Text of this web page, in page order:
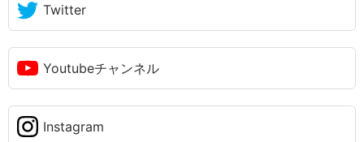
Twitter
Youtubeチャンネル
Instagram